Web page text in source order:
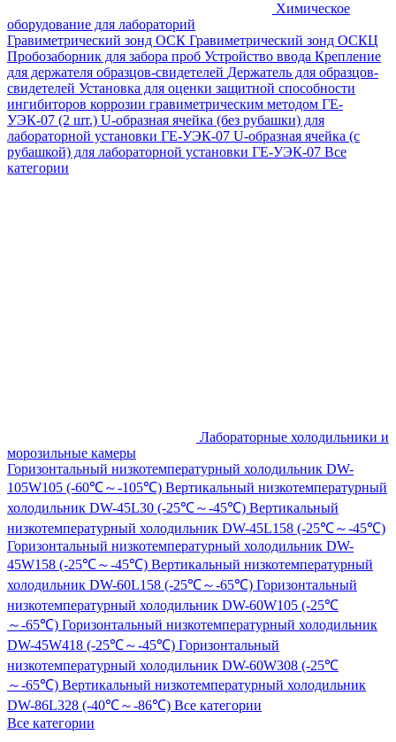
Химическое
оборудование для лабораторий
Гравиметрический зонд ОСК Гравиметрический зонд ОСКЦ
Пробозаборник для забора проб Устройство ввода Крепление
для держателя образцов-свидетелей Держатель для образцов-
свидетелей Установка для оценки защитной способности
ингибиторов коррозии гравиметрическим методом ГЕ-
УЭК-07 (2 шт.) U-образная ячейка (без рубашки) для
лабораторной установки ГЕ-УЭК-07 U-образная ячейка (с
рубашкой) для лабораторной установки ГЕ-УЭК-07 Все
категории
Лабораторные холодильники и
морозильные камеры
Горизонтальный низкотемпературный холодильник DW-
105W105 (-60℃～-105℃) Вертикальный низкотемпературный
холодильник DW-45L30 (-25℃～-45℃) Вертикальный
низкотемпературный холодильник DW-45L158 (-25℃～-45℃)
Горизонтальный низкотемпературный холодильник DW-
45W158 (-25℃～-45℃) Вертикальный низкотемпературный
холодильник DW-60L158 (-25℃～-65℃) Горизонтальный
низкотемпературный холодильник DW-60W105 (-25℃
～-65℃) Горизонтальный низкотемпературный холодильник
DW-45W418 (-25℃～-45℃) Горизонтальный
низкотемпературный холодильник DW-60W308 (-25℃
～-65℃) Вертикальный низкотемпературный холодильник
DW-86L328 (-40℃～-86℃) Все категории
Все категории